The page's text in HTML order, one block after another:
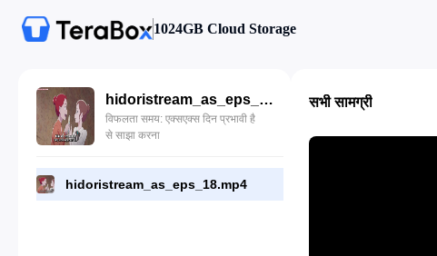
1024GB Cloud Storage
hidoristream_as_eps_18.mp4
विफलता समय: एक्सएक्स दिन प्रभावी है
से साझा करना
hidoristream_as_eps_18.mp4
सभी सामग्री